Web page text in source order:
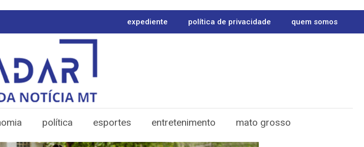
expediente política de privacidade quem somos
política esportes entretenimento mato grosso